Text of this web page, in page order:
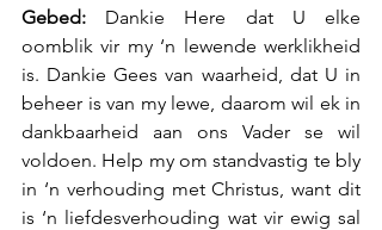
Gebed: Dankie Here dat U elke
oomblik vir my ‘n lewende werklikheid
is. Dankie Gees van waarheid, dat U in
beheer is van my lewe, daarom wil ek in
dankbaarheid aan ons Vader se wil
voldoen. Help my om standvastig te bly
in ‘n verhouding met Christus, want dit
is ‘n liefdesverhouding wat vir ewig sal